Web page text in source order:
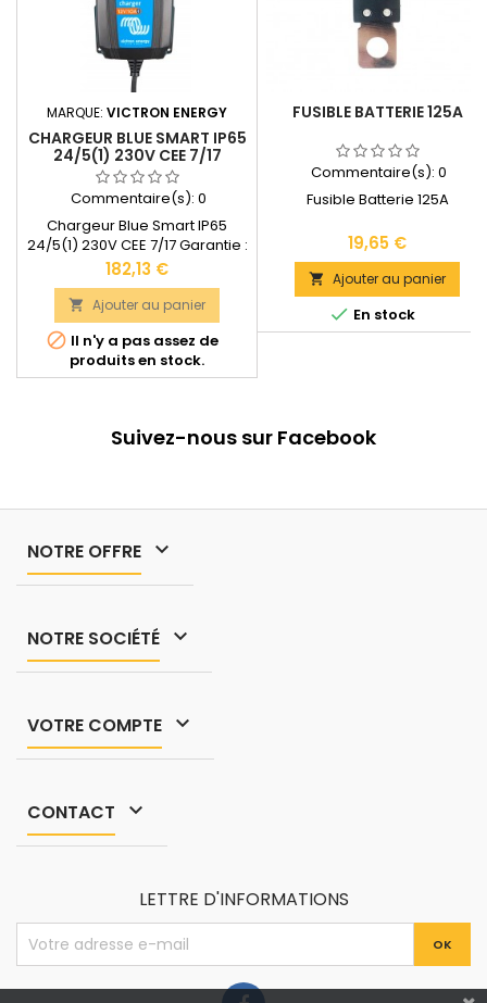
MARQUE: VICTRON ENERGY
CHARGEUR BLUE SMART IP65
24/5(1) 230V CEE 7/17
Commentaire(s): 0
Chargeur Blue Smart IP65
24/5(1) 230V CEE 7/17 Garantie :
5 ansCourant de charge :
5ADegré de protection : IP65
(Protégé contre poussières et
jets d'eau)Inclus : Pinces
crocodiles et œillets
M8Dimensions : 47 x 95 x 190
mmPoids : 0,9
"DOCUMENTS JOINTS".
Prix
182,13 €
 Ajouter au panier
 Il n'y a pas assez de
produits en stock.
FUSIBLE BATTERIE 125A
Commentaire(s): 0
Fusible Batterie 125A
Prix
19,65 €
 Ajouter au panier
 En stock
Suivez-nous sur Facebook
NOTRE OFFRE 
NOTRE SOCIÉTÉ 
VOTRE COMPTE 
CONTACT 
LETTRE D'INFORMATIONS